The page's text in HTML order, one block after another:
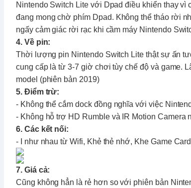
Nintendo Switch Litevới Dpad điều khiển thay vì
đang mong chờ phím Dpad. Không thể tháo rời
ngấy cảm giác rời rạc khi cầm máy Nintendo
4. Về pin:
Thời lượng pin Nintendo Switch Lite thật sự ấn
cung cấp là từ 3-7 giờ chơi tùy chế độ và game.
model (phiên bản 2019)
5. Điểm trừ:
- Không thể cắm dock đồng nghĩa với việc
- Không hỗ trợ HD Rumble và IR Motion
6. Các kết nối:
- I như nhau từ Wifi, Khẻ thẻ nhớ, Khe Game
7. Giá cả:
Cũng không hẳn là rẻ hơn so với phiên bản